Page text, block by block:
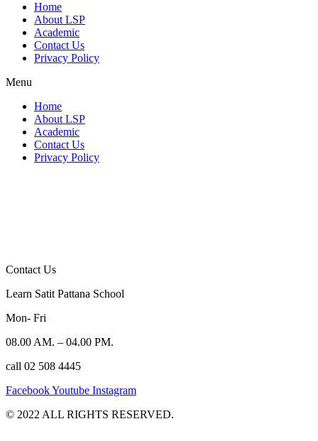
Home
About LSP
Academic
Contact Us
Privacy Policy
Menu
Home
About LSP
Academic
Contact Us
Privacy Policy
Contact Us
Learn Satit Pattana School
Mon- Fri
08.00 AM. – 04.00 PM.
call 02 508 4445
FacebookYoutube Instagram
©️ 2022 ALL RIGHTS RESERVED.